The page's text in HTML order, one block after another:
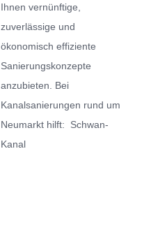
Ihnen vernünftige,
zuverlässige und
ökonomisch effiziente
Sanierungskonzepte
anzubieten. Bei
Kanalsanierungen rund um
Neumarkt hilft: Schwan-
Kanal